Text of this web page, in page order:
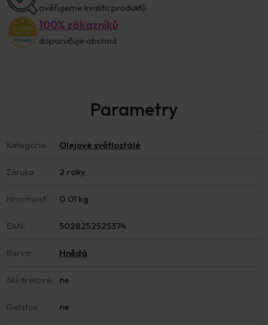
ověřujeme kvalitu produktů
100% zákazníků
doporučuje obchod
Kategorie: Olejové světlostálé
Záruka: 2 roky
Hmotnost: 0.01 kg
EAN: 5028252525374
Barva: Hnědá
Akvarelové: ne
Gelatos: ne